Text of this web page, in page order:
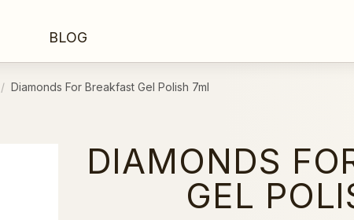
BLOG
Diamonds For Breakfast Gel Polish 7ml
DIAMONDS
GEL